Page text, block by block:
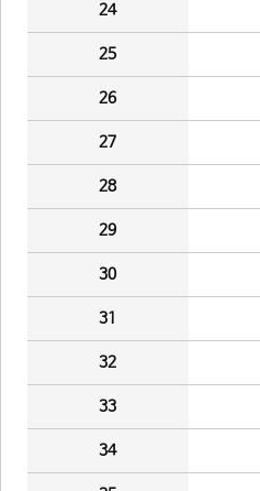
24
25
26
27
28
29
30
31
32
33
34